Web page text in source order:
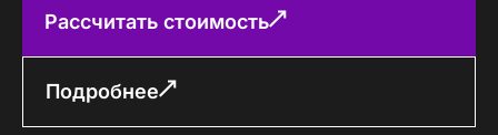
Рассчитать стоимость
Подробнее